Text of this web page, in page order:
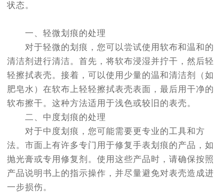
状态。
一、轻微划痕的处理
对于轻微的划痕，您可以尝试使用软布和温和的
清洁剂进行清洁。首先，将软布浸湿并拧干，然后轻
轻擦拭表壳。接着，可以使用少量的温和清洁剂（如
肥皂水）在软布上轻轻擦拭表壳表面，最后用干净的
软布擦干。这种方法适用于浅色或较旧的表壳。
二、中度划痕的处理
对于中度划痕，您可能需要更专业的工具和方
法。市面上有许多专门用于修复手表划痕的产品，如
抛光膏或专用修复剂。使用这些产品时，请确保按照
产品说明书上的指示操作，并尽量避免对表壳造成进
一步损伤。